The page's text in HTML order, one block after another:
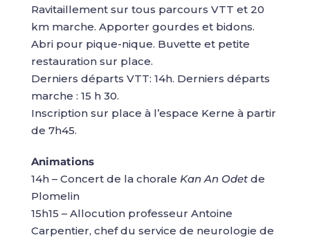
Ravitaillement sur tous parcours VTT et 20
km marche. Apporter gourdes et bidons.
Abri pour pique-nique. Buvette et petite
restauration sur place.
Derniers départs VTT: 14h. Derniers départs
marche : 15 h 30.
Inscription sur place à l’espace Kerne à partir
de 7h45.
Animations
14h – Concert de la chorale Kan An Odetde
Plomelin
15h15 – Allocution professeur Antoine
Carpentier, chef du service de neurologie de